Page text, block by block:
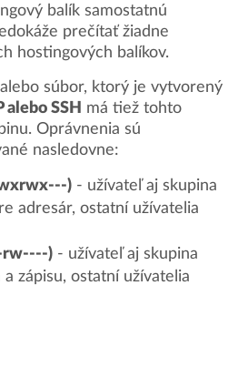
balík samostatnú
prečítať žiadne
hostingových balíkov.
súbor, ktorý je vytvorený
alebo SSH má tiež tohto
Oprávnenia sú
nasledovne:
)- užívateľ aj skupina
adresár, ostatní užívatelia
rw----)- užívateľ aj skupina
zápisu, ostatní užívatelia